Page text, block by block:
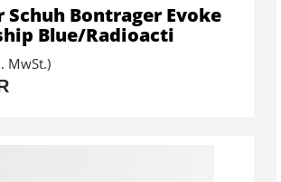
Schuh Bontrager Evoke
Blue/Radioacti
MwSt.)